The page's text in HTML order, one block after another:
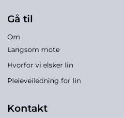
Gå til
Om
Langsom mote
Hvorfor vi elsker lin
Pleieveiledning for lin
Kontakt